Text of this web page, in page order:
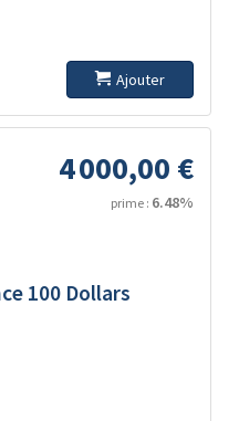
Ajouter
4 000,00 €
prime : 6.48%
100 Dollars